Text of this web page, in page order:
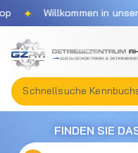
Zum Hauptinhalt
Willkommen in
FINDEN SIE